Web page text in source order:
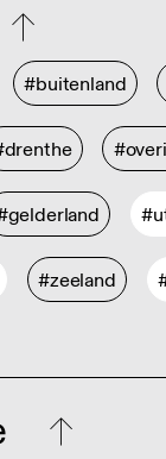
#buitenland
#zeeland